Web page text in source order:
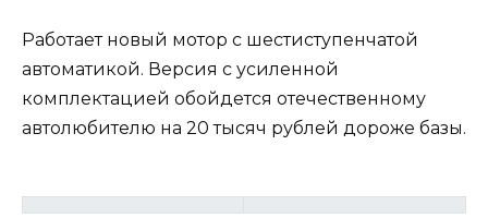
Работает новый мотор с шестиступенчатой
автоматикой. Версия с усиленной
комплектацией обойдется отечественному
автолюбителю на 20 тысяч рублей дороже базы.